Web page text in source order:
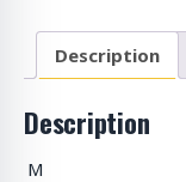
Description
Description
M